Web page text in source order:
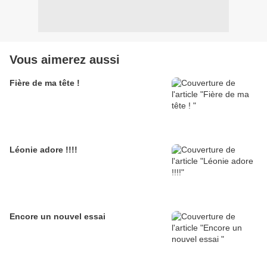
Vous aimerez aussi
Fière de ma tête !
Léonie adore !!!!
Encore un nouvel essai